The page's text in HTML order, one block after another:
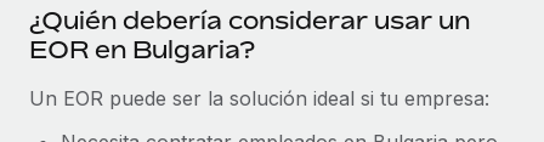
Proporciona dispositivos tecnológicos y contrólalos
en todo el mundo.
Apertura de entidades
Novedades de producto de Remote:
¿Quién debería considerar usar un
EOR en Bulgaria?
Un EOR puede ser la solución ideal si tu empresa: